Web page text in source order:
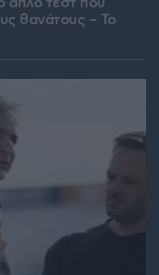
θανάτους – Το